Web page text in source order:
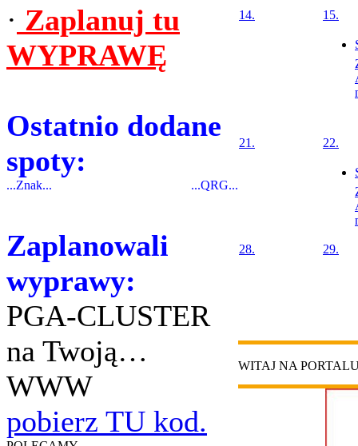
· Zaplanuj tu
WYPRAWĘ
Ostatnio dodane
spoty:
...Znak... ...QRG...
Zaplanowali
wyprawy:
PGA-CLUSTER
na Twoją…
WWW
pobierz TU kod.
14. 15.
21. 22.
28. 29.
WITAJ NA